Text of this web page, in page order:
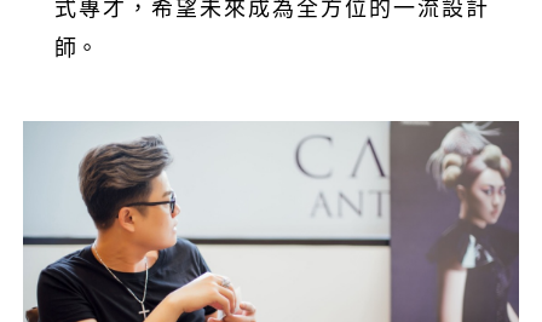
式專才，希望未來成為全方位的一流設計
師。